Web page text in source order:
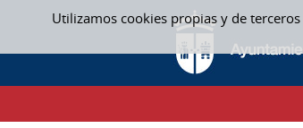
Utilizamos cookies propias y de
Saltar al contenido
OCTUBRE - ACTAS